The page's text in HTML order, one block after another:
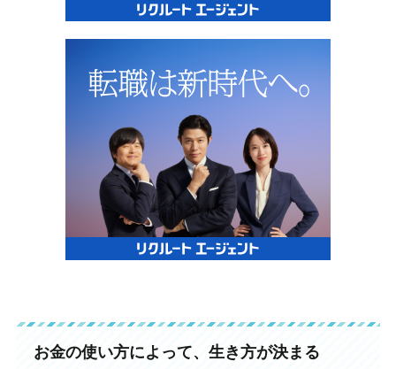
お金の使い方によって、生き方が決まる